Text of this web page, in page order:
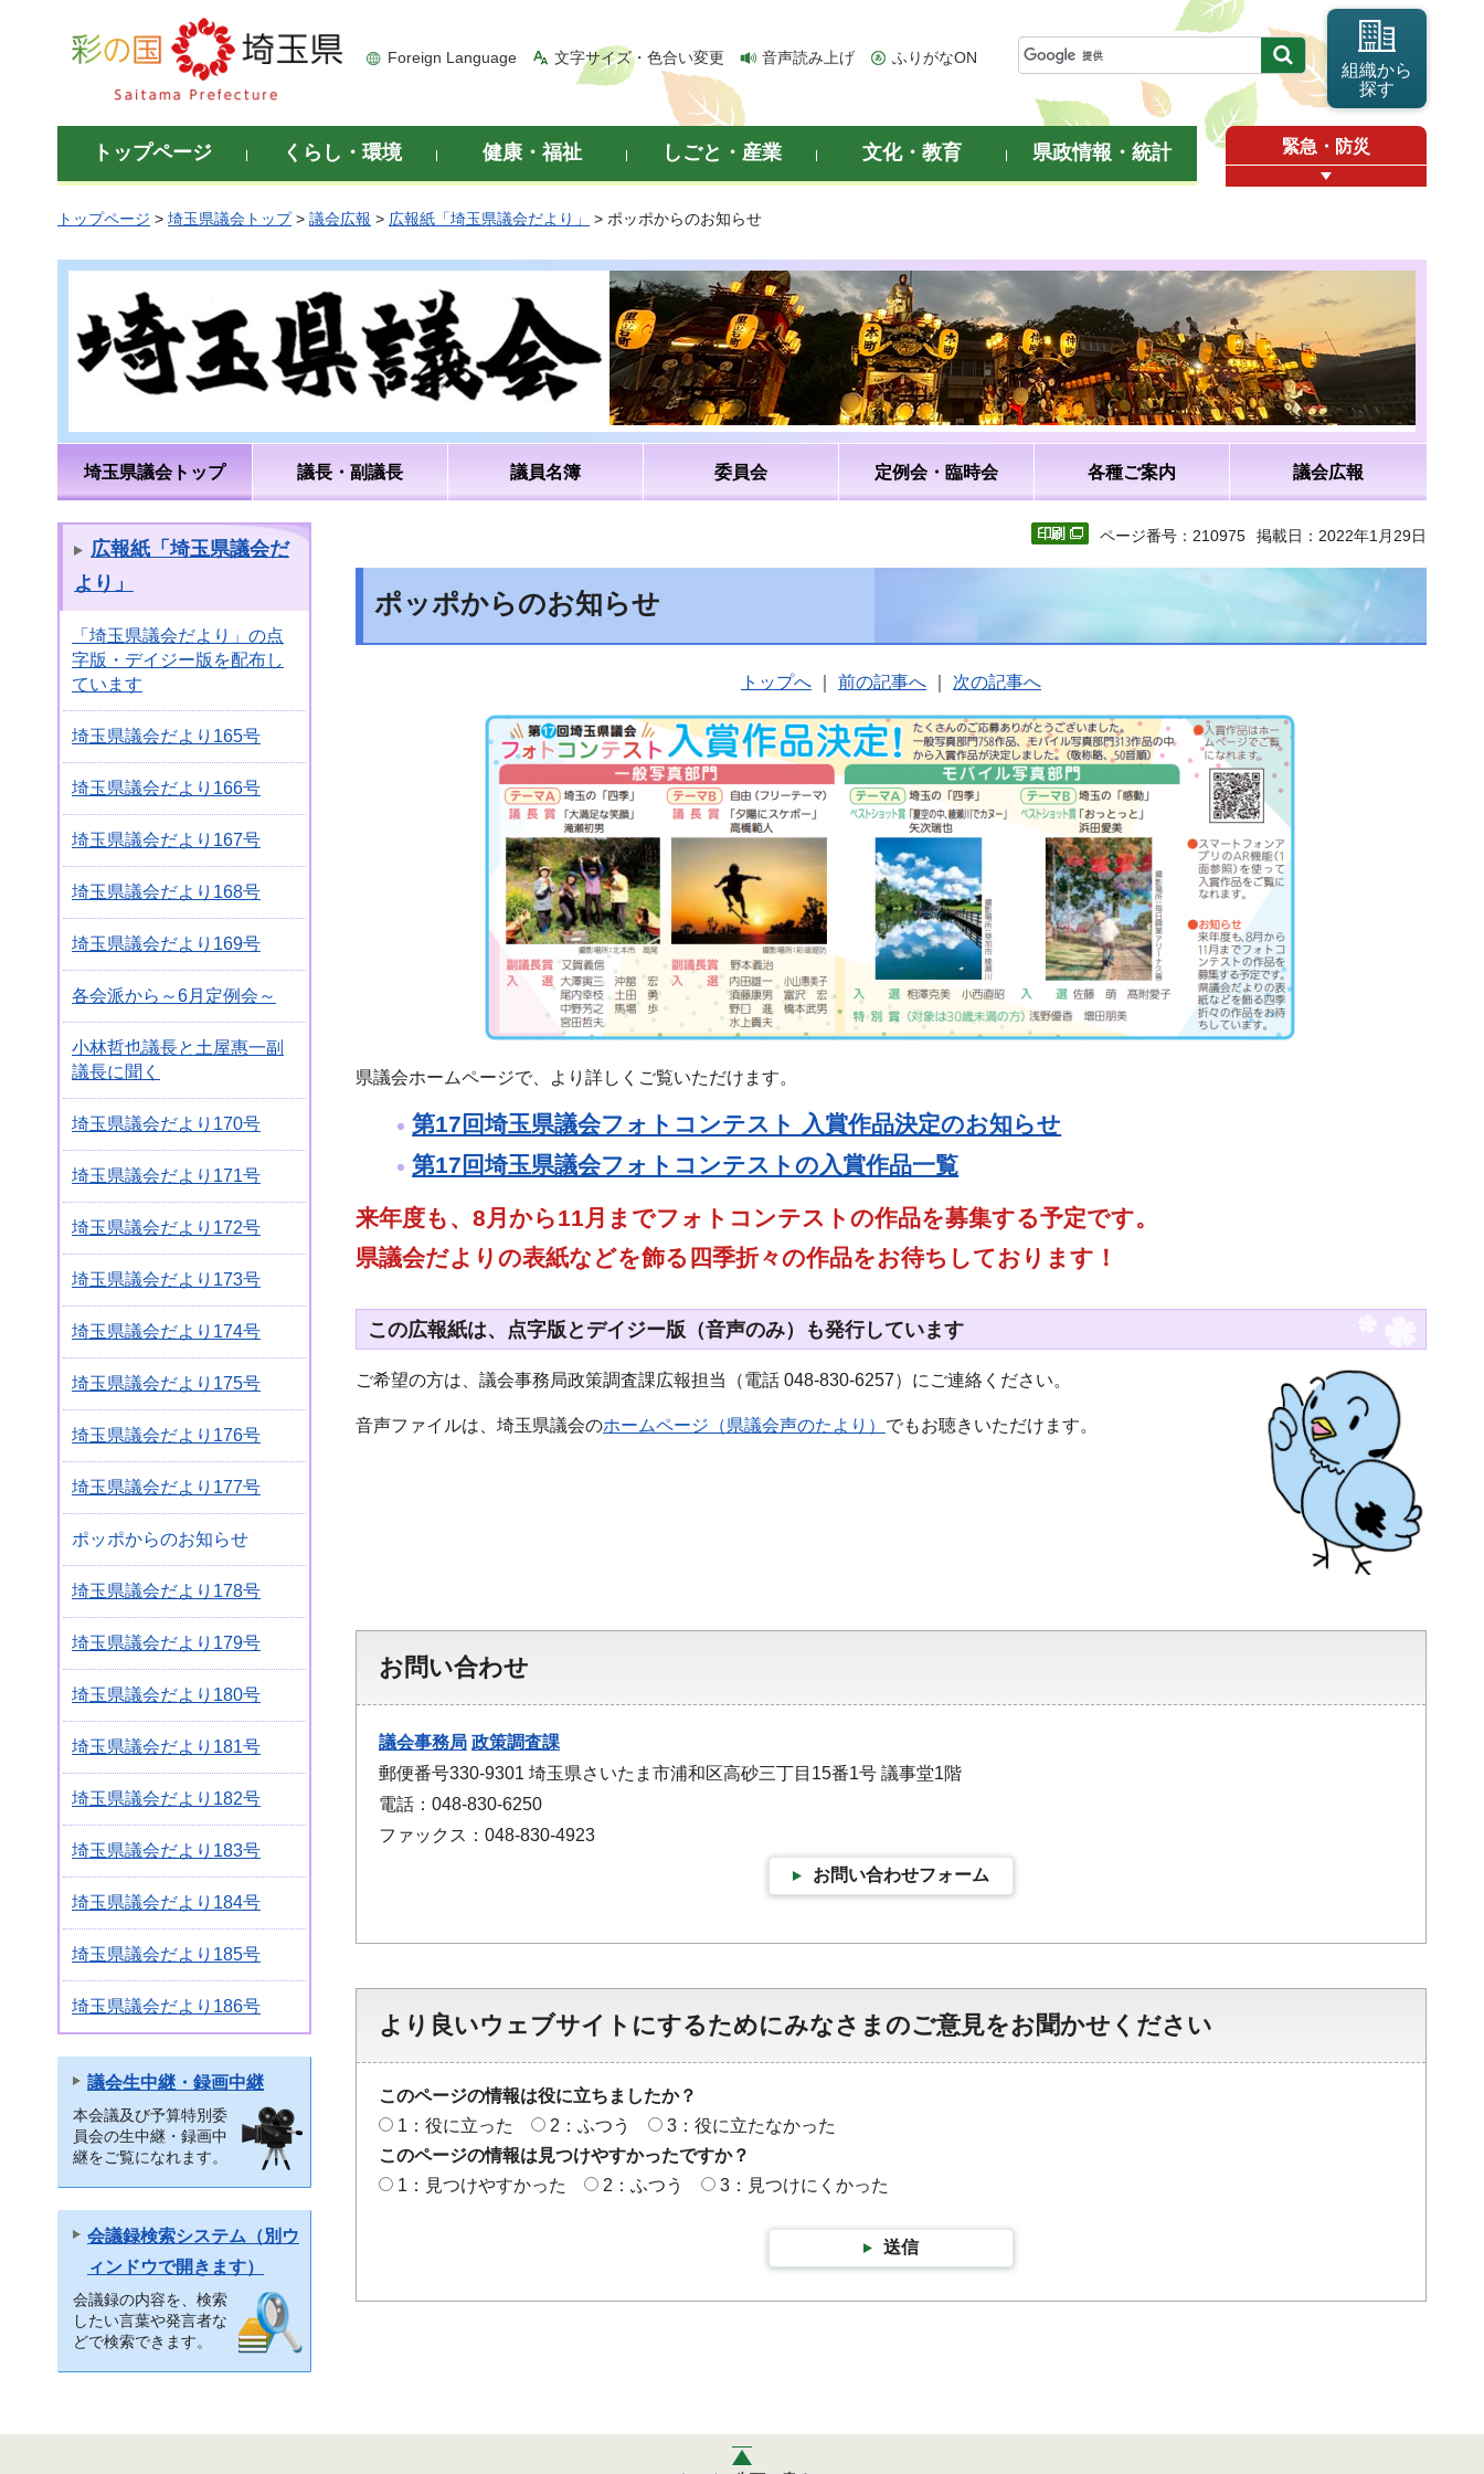
彩の国 埼玉県
Foreign Language 文字サイズ・色合い変更 音声読み上げ ふりがなON
組織から
探す
トップページ くらし・環境 健康・福祉 しごと・産業 文化・教育 県政情報・統計 緊急・防災
トップページ > 埼玉県議会トップ> 議会広報 > 広報紙「埼玉県議会だより」 > ポッポからのお知らせ
埼玉県議会トップ 議長・副議長 議員名簿 委員会 定例会・臨時会 各種ご案内 議会広報
広報紙「埼玉県議会だ
より」
「埼玉県議会だより」の点
字版・デイジー版を配布し
ています
埼玉県議会だより165号
埼玉県議会だより166号
埼玉県議会だより167号
埼玉県議会だより168号
埼玉県議会だより169号
各会派から～6月定例会～
小林哲也議長と土屋惠一副
議長に聞く
埼玉県議会だより170号
埼玉県議会だより171号
埼玉県議会だより172号
埼玉県議会だより173号
埼玉県議会だより174号
埼玉県議会だより175号
埼玉県議会だより176号
埼玉県議会だより177号
ポッポからのお知らせ
埼玉県議会だより178号
埼玉県議会だより179号
埼玉県議会だより180号
埼玉県議会だより181号
埼玉県議会だより182号
埼玉県議会だより183号
埼玉県議会だより184号
埼玉県議会だより185号
埼玉県議会だより186号
議会生中継・録画中継
本会議及び予算特別委
員会の生中継・録画中
継をご覧になれます。
会議録検索システム（別ウ
ィンドウで開きます）
会議録の内容を、検索
したい言葉や発言者な
どで検索できます。
ページ番号：210975 掲載日：2022年1月29日
ポッポからのお知らせ
トップへ 前の記事へ 次の記事へ
県議会ホームページで、より詳しくご覧いただけます。
第17回埼玉県議会フォトコンテスト 入賞作品決定のお知らせ
第17回埼玉県議会フォトコンテストの入賞作品一覧
来年度も、8月から11月までフォトコンテストの作品を募集する予定です。
県議会だよりの表紙などを飾る四季折々の作品をお待ちしております！
この広報紙は、点字版とデイジー版（音声のみ）も発行しています
ご希望の方は、議会事務局政策調査課広報担当（電話 048-830-6257）にご連絡ください。
音声ファイルは、埼玉県議会のホームページ（県議会声のたより） でもお聴きいただけます。
お問い合わせ
議会事務局 政策調査課
郵便番号330-9301 埼玉県さいたま市浦和区高砂三丁目15番1号 議事堂1階
電話：048-830-6250
ファックス：048-830-4923
お問い合わせフォーム
より良いウェブサイトにするためにみなさまのご意見をお聞かせください
このページの情報は役に立ちましたか？
1：役に立った
2：ふつう
3：役に立たなかった
このページの情報は見つけやすかったですか？
1：見つけやすかった
2：ふつう 3：見つけにくかった
送信